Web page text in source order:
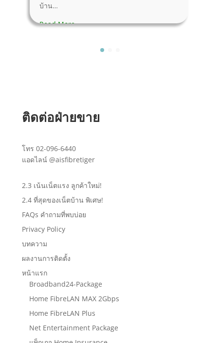
บ้าน…
Read More
ติดต่อฝ่ายขาย
โทร 02-096-6440
แอดไลน์ @aisfibretiger
2.3 เน้นเน็ตแรง ลูกค้าใหม่!
2.4 ที่สุดของเน็ตบ้าน พิเศษ!
FAQs คำถามที่พบบ่อย
Privacy Policy
บทความ
ผลงานการติดตั้ง
หน้าแรก
Broadband24-Package
Home FibreLAN MAX 2Gbps
Home FibreLAN Plus
Net Entertainment Package